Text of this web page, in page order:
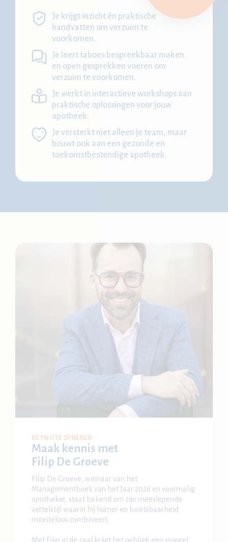
Je krijgt inzicht én praktische
handvatten om verzuim te
voorkomen.
Je leert taboes bespreekbaar maken
en open gesprekken voeren om
verzuim te voorkomen.
Je werkt in interactieve workshops aan
praktische oplossingen voor jouw
apotheek.
Je versterkt niet alleen je team, maar
bouwt ook aan een gezonde en
toekomstbestendige apotheek.
KEYNOTE SPREKER
Maak kennis met
Filip De Groeve
Filip De Groeve, winnaar van het
Managementboek van het Jaar 2026 en voormalig
apotheker, staat bekend om zijn meeslepende
vertelstijl waarin hij humor en kwetsbaarheid
moeiteloos combineert.
Met Filip in de zaal krijgt het publiek een spiegel